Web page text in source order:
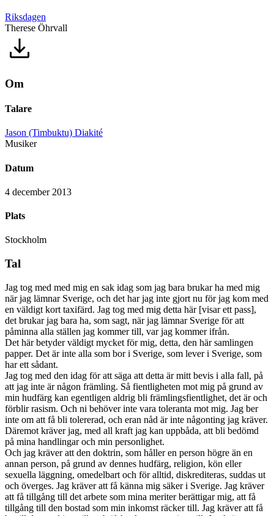
Riksdagen
Therese Öhrvall
Om
Talare
Jason (Timbuktu) Diakité
Musiker
Datum
4 december 2013
Plats
Stockholm
Tal
Jag tog med med mig en sak idag som jag bara brukar ha med mig
när jag lämnar Sverige, och det har jag inte gjort nu för jag kom med
en väldigt kort taxifärd. Jag tog med mig detta här [visar ett pass],
det brukar jag bara ha, som sagt, när jag lämnar Sverige för att
påminna alla ställen jag kommer till, var jag kommer ifrån.
Det här betyder väldigt mycket för mig, detta, den här samlingen
papper. Det är inte alla som bor i Sverige, som lever i Sverige, som
har ett sådant.
Jag tog med den idag för att säga att detta är mitt bevis i alla fall, på
att jag inte är någon främling. Så fientligheten mot mig på grund av
min hudfärg kan egentligen aldrig bli främlingsfientlighet, det är och
förblir rasism. Och ni behöver inte vara toleranta mot mig. Jag ber
inte om att få bli tolererad, och eran nåd är inte någonting jag kräver.
Däremot kräver jag, med all kraft jag kan uppbåda, att bli bedömd
på mina handlingar och min personlighet.
Och jag kräver att den doktrin, som håller en person högre än en
annan person, på grund av dennes hudfärg, religion, kön eller
sexuella läggning, omedelbart och för alltid, diskrediteras, suddas ut
och överges. Jag kräver att få känna mig säker i Sverige. Jag kräver
att få tillgång till det arbete som mina meriter berättigar mig, att få
tillgång till den bostad som min inkomst räcker till. Jag kräver att få